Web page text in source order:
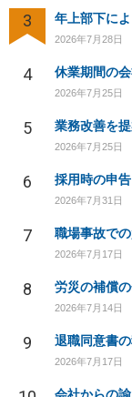
3 年上部下に
2026年7月28日
4 休業期間の
2026年7月25日
5
2026年7月25日
6 採用時の申
2026年7月31日
7 職場事故で
2026年7月17日
8 労災の補償
2026年7月14日
9 退職同意書
2026年7月17日